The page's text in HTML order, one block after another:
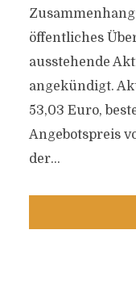
öffentliches
ausstehende
angekündigt.
53,03 Euro,
Angebotspreis
der...